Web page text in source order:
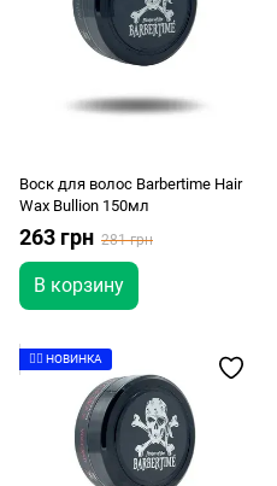
Воск для волос Barbertime Hair
Wax Bullion 150мл
263 грн 281 грн
В корзину
👉🏻 НОВИНКА